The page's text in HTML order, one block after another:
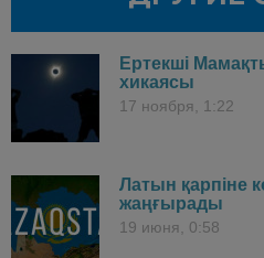
Ертекші
хикаясы
17 ноября, 1:22
Латын қарпіне
жаңғырады
19 июня, 0:58